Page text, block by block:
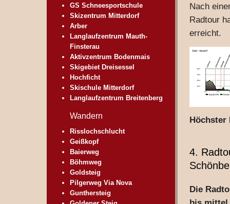
GS Schneesportschule
Skizentrum Mitterdorf
Arber
Langlaufzentrum Mauth-
Finsterau
Aktivzentrum Bodenmais
Skigebiet Dreisessel
Hochficht
Skischule Mitterdorf
Langlaufzentrum Breitenberg
Wandern
Risslochschlucht
Geißkopf
Baierweg
Böhmweg
Goldsteig
Pilgerweg Via Nova
Gunthersteig
Nach
Radtour
erreicht.
Höchster
4.
Die